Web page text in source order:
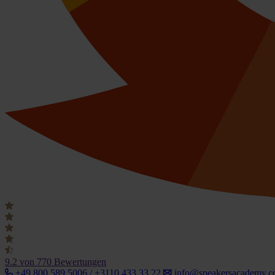
9.2 von 770 Bewertungen
+49 800 589 5006 / +3110 433 33 22